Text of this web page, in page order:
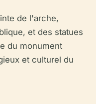
de l'arche,
et des statues
du monument
et culturel du